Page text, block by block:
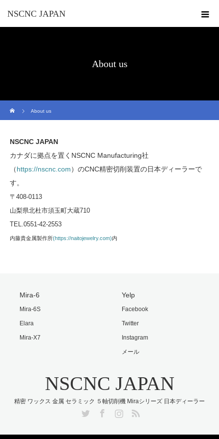
NSCNC JAPAN
About us
About us
NSCNC JAPAN
カナダに拠点を置くNSCNC Manufacturing社
（https://nscnc.com）のCNC精密切削装置の日本ディーラーで
す。
〒408-0113
山梨県北杜市須玉町大蔵710
TEL.0551-42-2553
内藤貴金属製作所(https://naitojewelry.com)内
Mira-6
Mira-6S
Elara
Mira-X7
Yelp
Facebook
Twitter
Instagram
メール
NSCNC JAPAN
精密 ワックス 金属 セラミック ５軸切削機 Miraシリーズ 日本ディーラー